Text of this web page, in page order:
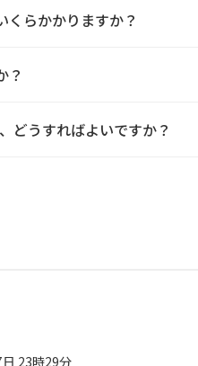
くらかかりますか？
？
どうすればよいですか？
23時29分